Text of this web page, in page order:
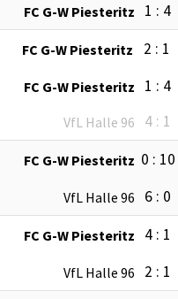
FC G-W Piesteritz 1 : 4
FC G-W Piesteritz 2 : 1
FC G-W Piesteritz 1 : 4
VfL Halle 96 4 : 1
FC G-W Piesteritz 0 : 10
VfL Halle 96 6 : 0
FC G-W Piesteritz 4 : 1
VfL Halle 96 2 : 1